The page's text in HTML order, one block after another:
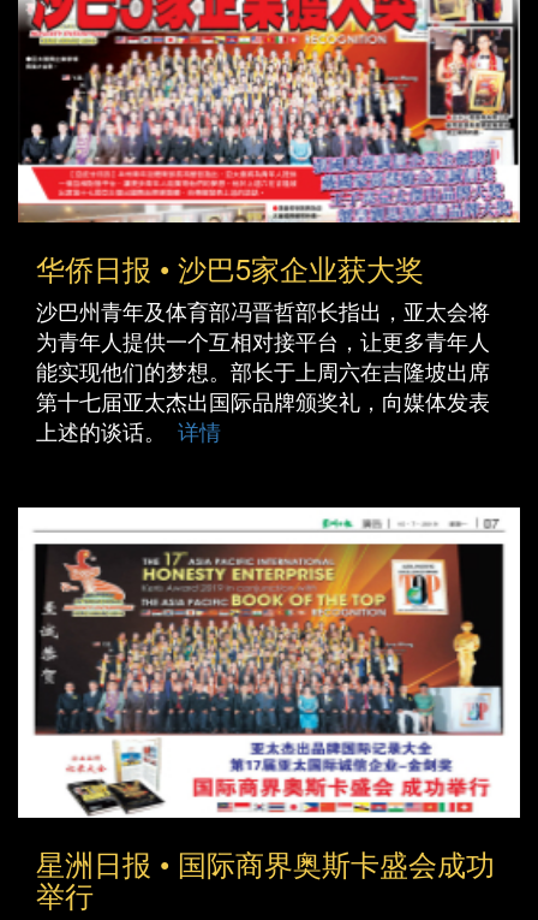
华侨日报 • 沙巴5家企业获大奖
沙巴州青年及体育部冯晋哲部长指出，亚太会将
为青年人提供一个互相对接平台，让更多青年人
能实现他们的梦想。部长于上周六在吉隆坡出席
第十七届亚太杰出国际品牌颁奖礼，向媒体发表
上述的谈话。
详情
星洲日报 • 国际商界奥斯卡盛会成功
举行